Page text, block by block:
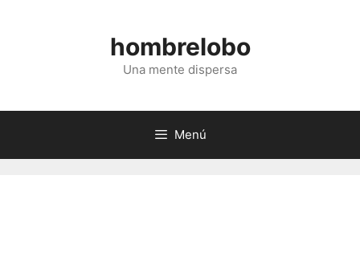
hombrelobo
Una mente dispersa
Menú